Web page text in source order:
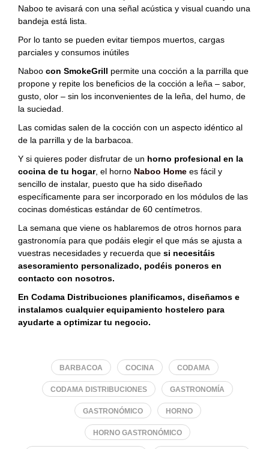
Naboo te avisará con una señal acústica y visual cuando una
bandeja está lista.
Por lo tanto se pueden evitar tiempos muertos, cargas
parciales y consumos inútiles
Naboo con SmokeGrill permite una cocción a la parrilla que
propone y repite los beneficios de la cocción a leña – sabor,
gusto, olor – sin los inconvenientes de la leña, del humo, de
la suciedad.
Las comidas salen de la cocción con un aspecto idéntico al
de la parrilla y de la barbacoa.
Y si quieres poder disfrutar de un horno profesional en la
cocina de tu hogar, el horno Naboo Home es fácil y
sencillo de instalar, puesto que ha sido diseñado
específicamente para ser incorporado en los módulos de las
cocinas domésticas estándar de 60 centímetros.
La semana que viene os hablaremos de otros hornos para
gastronomía para que podáis elegir el que más se ajusta a
vuestras necesidades y recuerda que si necesitáis
asesoramiento personalizado, podéis poneros en
contacto con nosotros.
En Codama Distribuciones planificamos, diseñamos e
instalamos cualquier equipamiento hostelero para
ayudarte a optimizar tu negocio.
BARBACOA COCINA CODAMA
CODAMA DISTRIBUCIONES GASTRONOMÍA
GASTRONÓMICO HORNO
HORNO GASTRONÓMICO